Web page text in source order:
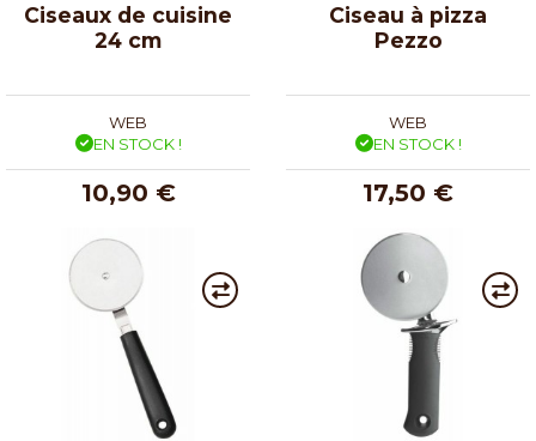
Ciseaux de cuisine
24 cm
WEB
EN STOCK !
10,90 €
Ciseau à pizza
Pezzo
WEB
EN STOCK !
17,50 €